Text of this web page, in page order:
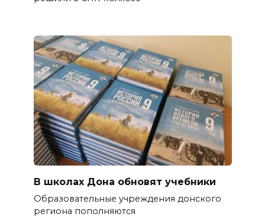
В школах Дона обновят учебники
Образовательные учреждения донского
региона пополняются